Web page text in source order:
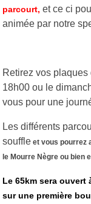
parcourt, et ce ci
animée par notre
Retirez vos
18h00 ou le
vous pour une
Les différents
souffle et vous pourrez
le Mourre Nègre ou bien
Le 65km sera ouvert
sur une première